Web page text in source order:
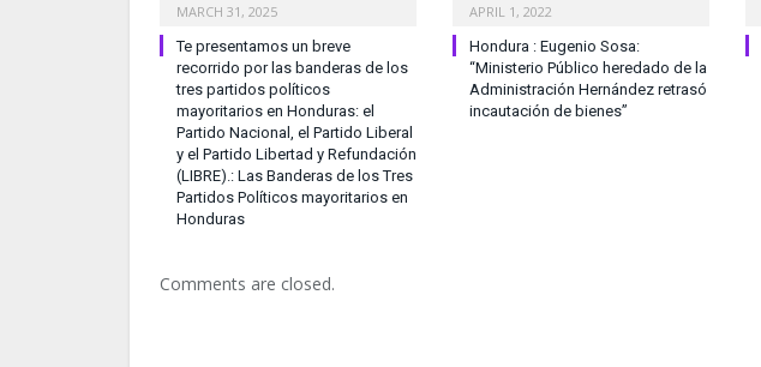
MARCH 31, 2025
Te presentamos un breve
recorrido por las banderas de los
tres partidos políticos
mayoritarios en Honduras: el
Partido Nacional, el Partido Liberal
y el Partido Libertad y Refundación
(LIBRE).: Las Banderas de los Tres
Partidos Políticos mayoritarios en
Honduras
APRIL 1, 2022
Hondura : Eugenio Sosa:
“Ministerio Público heredado de la
Administración Hernández retrasó
incautación de bienes”
Comments are closed.